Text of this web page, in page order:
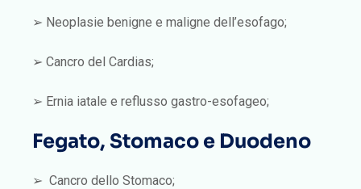
➢ Neoplasie benigne e maligne dell’esofago;
➢ Cancro del Cardias;
➢ Ernia iatale e reflusso gastro-esofageo;
Fegato, Stomaco e Duodeno
➢ Cancro dello Stomaco;